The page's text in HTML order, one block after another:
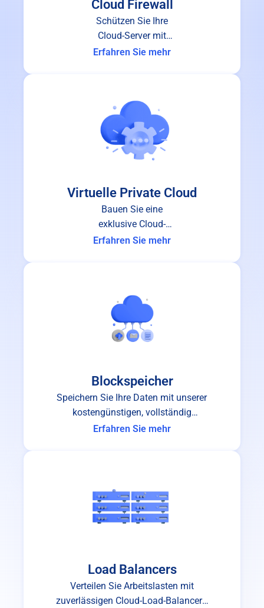
Cloud Firewall
Schützen Sie Ihre
Cloud-Server mit
branchenführendem
Erfahren Sie mehr
Virtuelle Private Cloud
Bauen Sie eine
exklusive Cloud-
Infrastruktur für Ihr
Erfahren Sie mehr
Blockspeicher
Speichern Sie Ihre Daten mit unserer
kostengünstigen, vollständig
skalierbaren Cloud-
Erfahren Sie mehr
Load Balancers
Verteilen Sie Arbeitslasten mit
zuverlässigen Cloud-Load-Balancern